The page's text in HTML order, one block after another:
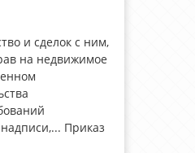
и сделок с ним,
на недвижимое
Приказ